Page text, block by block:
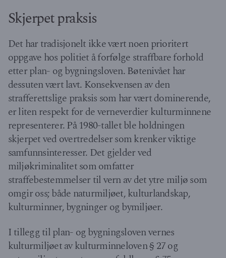
Skjerpet praksis
Det har tradisjonelt ikke vært noen prioritert
oppgave hos politiet å forfølge straffbare forhold
etter plan- og bygningsloven. Bøtenivået har
dessuten vært lavt. Konsekvensen av den
strafferettslige praksis som har vært dominerende,
er liten respekt for de verneverdier kulturminnene
representerer. På 1980-tallet ble holdningen
skjerpet ved overtredelser som krenker viktige
samfunnsinteresser. Det gjelder ved
miljøkriminalitet som omfatter
straffebestemmelser til vern av det ytre miljø som
omgir oss; både naturmiljøet, kulturlandskap,
kulturminner, bygninger og bymiljøer.
I tillegg til plan- og bygningsloven vernes
kulturmiljøet av kulturminneloven § 27 og